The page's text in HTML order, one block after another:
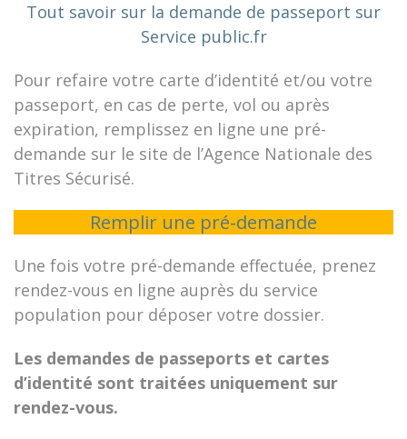
Tout savoir sur la demande de passeport sur
Service public.fr
Pour refaire votre carte d’identité et/ou votre
passeport, en cas de perte, vol ou après
expiration, remplissez en ligne une pré-
demande sur le site de l’Agence Nationale des
Titres Sécurisé.
Remplir une pré-demande
Une fois votre pré-demande effectuée, prenez
rendez-vous en ligne auprès du service
population pour déposer votre dossier.
Les demandes de passeports et cartes
d’identité sont traitées uniquement sur
rendez-vous.